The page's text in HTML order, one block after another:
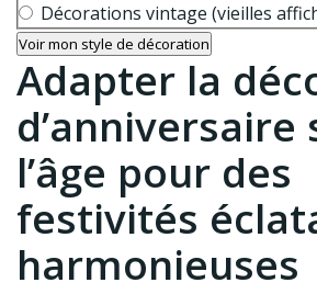
Décorations vintage (vieilles
Voir mon style de décoration
Adapter la
d’anniversaire
l’âge pour des
festivités
harmonieuses